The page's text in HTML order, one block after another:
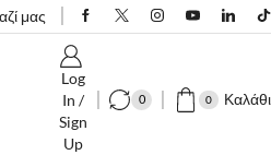
μας
Log
In /
Sign
Up
0 0 Καλάθι